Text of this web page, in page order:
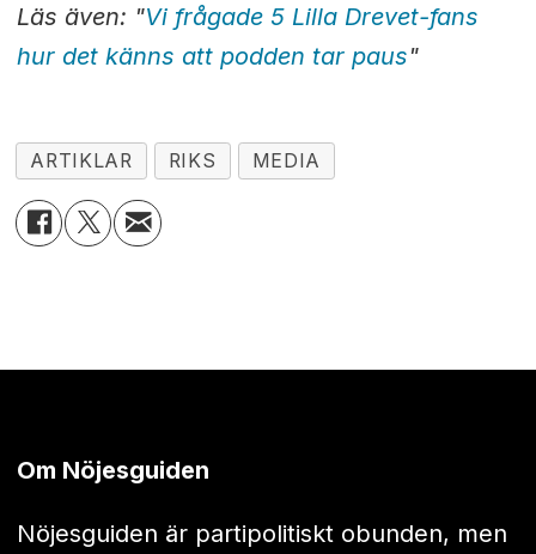
Läs även: "Vi frågade 5 Lilla Drevet-fans
hur det känns att podden tar paus"
ARTIKLAR RIKS MEDIA
Om Nöjesguiden
Nöjesguiden är partipolitiskt obunden, men